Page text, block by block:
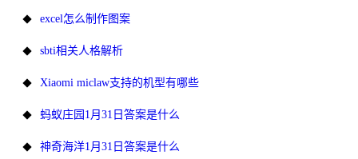
excel怎么制作图案
sbti相关人格解析
Xiaomi miclaw支持的机型有哪些
蚂蚁庄园1月31日答案是什么
神奇海洋1月31日答案是什么